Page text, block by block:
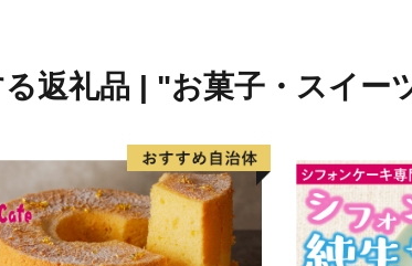
る返礼品 | "お菓子・スイー